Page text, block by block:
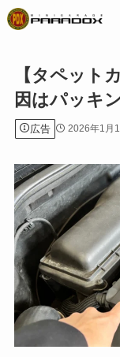
【タペット
因はパッキ
広告 2026年1月